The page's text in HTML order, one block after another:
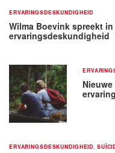
ERVARINGSDESKUNDIGHEID
Wilma Boevink spreekt
ervaringsdeskundigheid
ERVARINGSDESKUNDIGHEID